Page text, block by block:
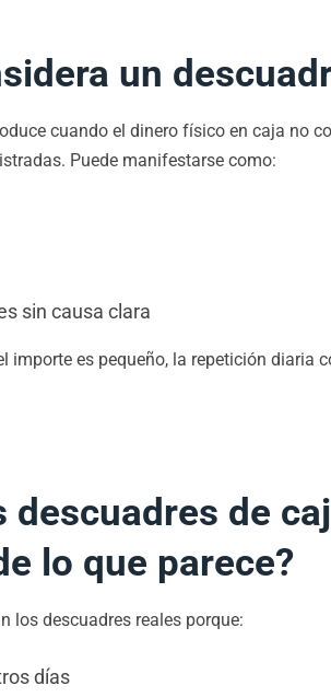
un
cuando el dinero físico en caja no
Puede manifestarse como:
sin causa clara
importe es pequeño, la repetición diaria
descuadres de
lo que parece?
los descuadres reales porque:
días